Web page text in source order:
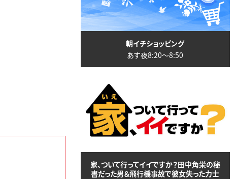
朝イチショッピング
あす夜8:20〜8:50
家、ついて行ってイイですか？田中角栄の秘
書だった男＆飛行機事故で彼女失った力士